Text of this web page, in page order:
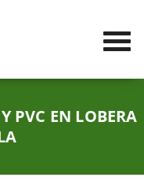
PVC EN LOBERA